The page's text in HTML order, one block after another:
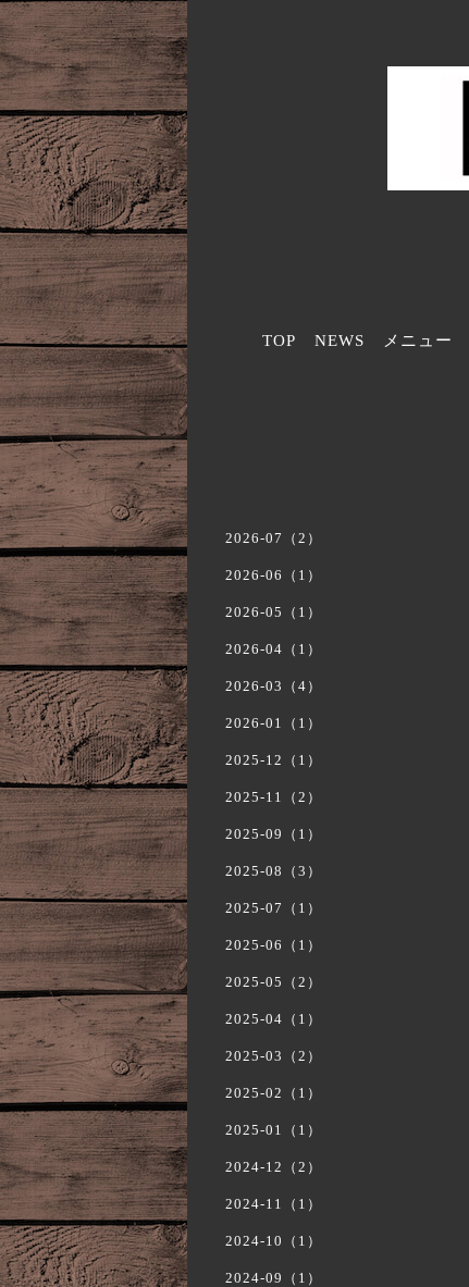
TOP NEWS メニュー
2026-07（2）
2026-06（1）
2026-05（1）
2026-04（1）
2026-03（4）
2026-01（1）
2025-12（1）
2025-11（2）
2025-09（1）
2025-08（3）
2025-07（1）
2025-06（1）
2025-05（2）
2025-04（1）
2025-03（2）
2025-02（1）
2025-01（1）
2024-12（2）
2024-11（1）
2024-10（1）
2024-09（1）